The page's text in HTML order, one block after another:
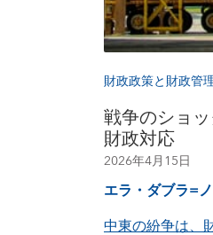
財政政策と財政管
戦争のショ
財政対応
2026年4月15日
エラ・ダブラ=
中東の紛争は、